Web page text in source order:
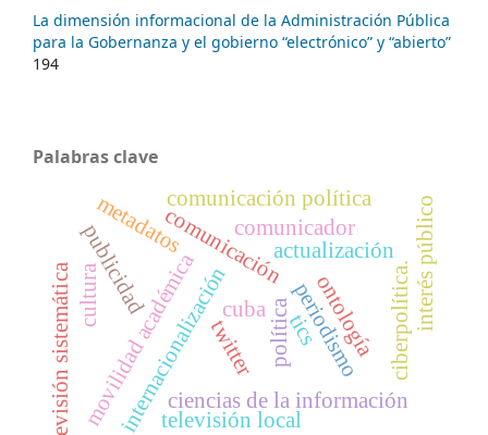
La dimensión informacional de la Administración Pública
para la Gobernanza y el gobierno “electrónico” y “abierto”
194
Palabras clave
cuba periodismo
actualización
política
comunicación
internacionalización
ciencias de la información
movilidad académica
comunicador
publicidad ontología
metadatos
revisión sistemática televisión local
cultura
comunicación política
twitter ciberpolítica.interés público
tics